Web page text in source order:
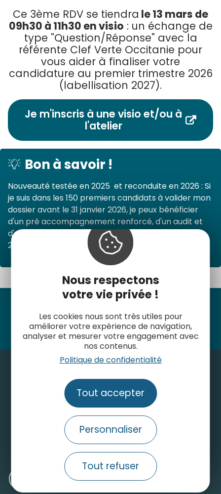
Nous respectons
votre vie privée !
Les cookies nous sont très utiles pour
améliorer votre expérience de navigation,
analyser et mesurer votre engagement avec
nos contenus.
Politique de confidentialité
Tout accepter
Personnaliser
Tout refuser
Ce 3ème RDV se tiendra le 13 mars de
09h30 à 11h30 en visio : un échange de
type "Question/Réponse" avec la
référente Clef Verte Occitanie pour
vous aider à finaliser votre
candidature au premier trimestre 2026
(labellisation 2027).
Je m'inscris à une visio et/ou à
l'atelier
Bon à savoir !
Nouveauté testée en 2025 et reconduite en 2026 : Si
je suis dans les 150 premiers candidats à valider mon
dossier avant le 31 janvier 2026, je peux bénéficier
d'un pré accompagnement renforcé, d'un audit et
d'un jury anticipé et ainsi être labellisé au 1er juillet
2026 !
Suivez-nous
Contactez-nous
Consulter le site grand public
Médiathèque